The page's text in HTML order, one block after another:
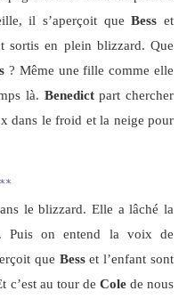
il s’aperçoit queBess et
en plein blizzard. Que
? Même une fille comme elle
là. Benedictpart chercher
dans le froid et la neige pour
le blizzard. Elle a lâché la
Puis on entend la voix de
que Besset l’enfant sont
c’est au tour de Colede nous